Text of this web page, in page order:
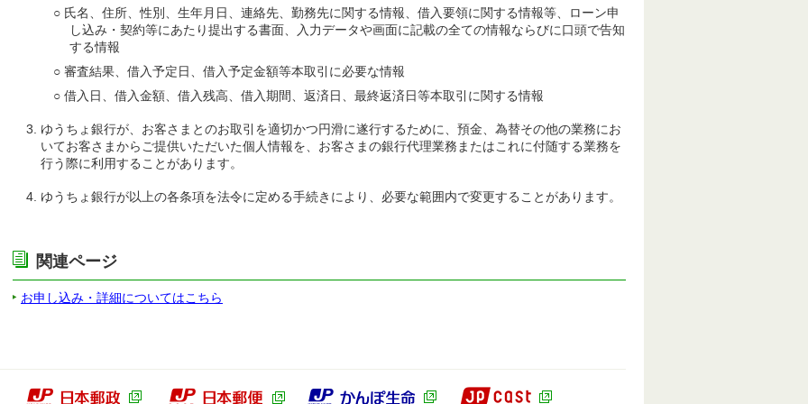
○ 氏名、住所、性別、生年月日、連絡先、勤務先に関する情報、借入要領に関する情報等、ローン申
し込み・契約等にあたり提出する書面、入力データや画面に記載の全ての情報ならびに口頭で告知
する情報
○ 審査結果、借入予定日、借入予定金額等本取引に必要な情報
○ 借入日、借入金額、借入残高、借入期間、返済日、最終返済日等本取引に関する情報
ゆうちょ銀行が、お客さまとのお取引を適切かつ円滑に遂行するために、預金、為替その他の業務にお
いてお客さまからご提供いただいた個人情報を、お客さまの銀行代理業務またはこれに付随する業務を
行う際に利用することがあります。
ゆうちょ銀行が以上の各条項を法令に定める手続きにより、必要な範囲内で変更することがあります。
関連ページ
お申し込み・詳細についてはこちら
郵政グループ 日本郵政（別ウィンドウで開きます）日本郵便（別ウィンドウで開きます）かんぽ生命（別ウィンドウで開きます）